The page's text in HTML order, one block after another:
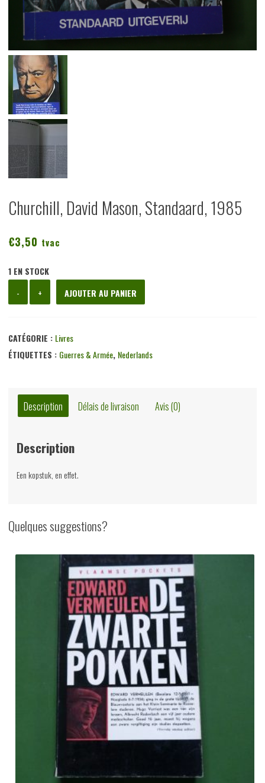
Churchill, David Mason, Standaard, 1985
€3,50 tvac
1 EN STOCK
-
de
David
Mason,
+ AJOUTER AU PANIER
CATÉGORIE : Livres
ÉTIQUETTES : Guerres & Armée, Nederlands
Description Délais de livraison Avis (0)
Description
Een kopstuk, en effet.
Quelques suggestions?